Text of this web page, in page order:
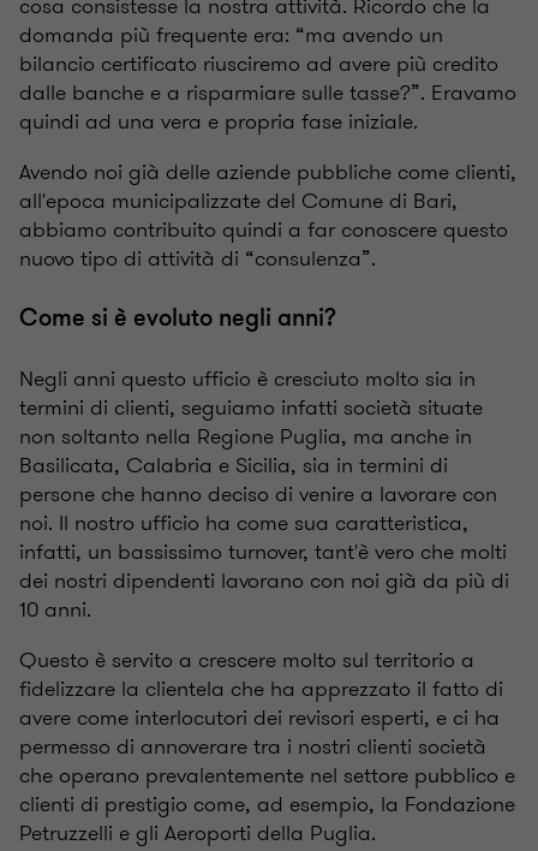
cosa consistesse la nostra attività. Ricordo che la
domanda più frequente era: “ma avendo un
bilancio certificato riusciremo ad avere più credito
dalle banche e a risparmiare sulle tasse?”. Eravamo
quindi ad una vera e propria fase iniziale.
Avendo noi già delle aziende pubbliche come clienti,
all'epoca municipalizzate del Comune di Bari,
abbiamo contribuito quindi a far conoscere questo
nuovo tipo di attività di “consulenza”.
Come si è evoluto negli anni?
Negli anni questo ufficio è cresciuto molto sia in
termini di clienti, seguiamo infatti società situate
non soltanto nella Regione Puglia, ma anche in
Basilicata, Calabria e Sicilia, sia in termini di
persone che hanno deciso di venire a lavorare con
noi. Il nostro ufficio ha come sua caratteristica,
infatti, un bassissimo turnover, tant'è vero che molti
dei nostri dipendenti lavorano con noi già da più di
10 anni.
Questo è servito a crescere molto sul territorio a
fidelizzare la clientela che ha apprezzato il fatto di
avere come interlocutori dei revisori esperti, e ci ha
permesso di annoverare tra i nostri clienti società
che operano prevalentemente nel settore pubblico e
clienti di prestigio come, ad esempio, la Fondazione
Petruzzelli e gli Aeroporti della Puglia.